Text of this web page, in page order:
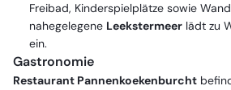
Freibad, Kinderspielplätze sowie
nahegelegene Leekstermeer lädt zu
ein.
Gastronomie
Restaurant Pannenkoekenburcht